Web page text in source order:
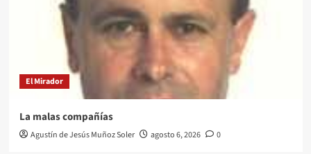
El Mirador
La malas compañías
Agustín de Jesús Muñoz Soler agosto 6, 2026 0